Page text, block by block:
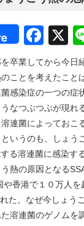
X
卒業してから今
ことを考えたこ
感染症の一つの
なつぶつぶが現
連菌によってお
いうのも、しょ
る溶連菌に感染
熱の原因となる
香港で１０万人
た。なぜ今しょう
溶連菌のゲノム